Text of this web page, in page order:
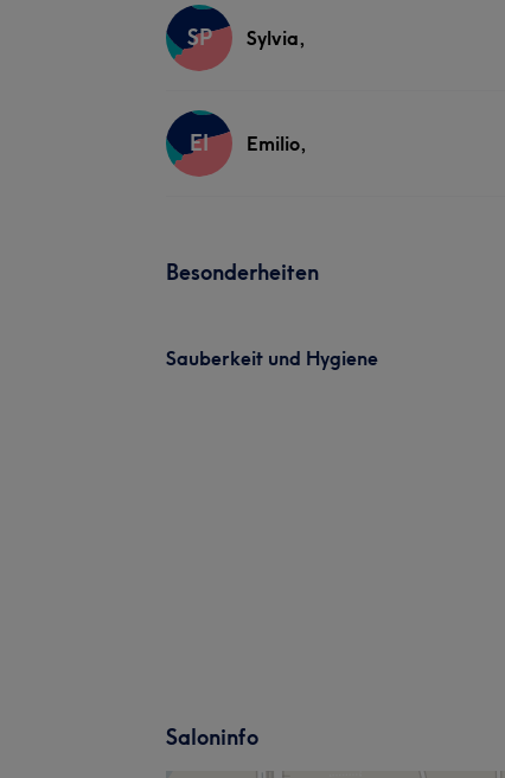
SP Sylvia,
EI Emilio,
Besonderheiten
Sauberkeit und Hygiene
Saloninfo